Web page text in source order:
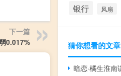
下一篇
0.017%
银行 风扇
猜你想看的文章